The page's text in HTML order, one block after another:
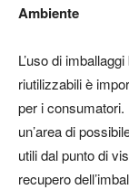
Ambiente
L’uso di
riutilizzabiliè
per i
un’area di
utili dal punto di
recupero